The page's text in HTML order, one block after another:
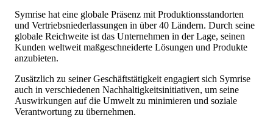
Symrise hat eine globale Präsenz mit Produktionsstandorten
und Vertriebsniederlassungen in über 40 Ländern. Durch seine
globale Reichweite ist das Unternehmen in der Lage, seinen
Kunden weltweit maßgeschneiderte Lösungen und Produkte
anzubieten.
Zusätzlich zu seiner Geschäftstätigkeit engagiert sich Symrise
auch in verschiedenen Nachhaltigkeitsinitiativen, um seine
Auswirkungen auf die Umwelt zu minimieren und soziale
Verantwortung zu übernehmen.